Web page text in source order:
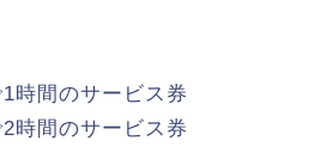
時間のサービス券
時間のサービス券